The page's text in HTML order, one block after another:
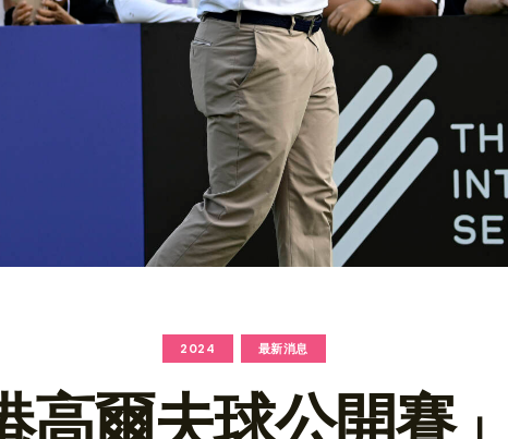
2024 最新消息